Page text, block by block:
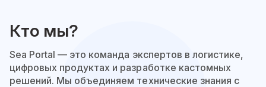
Кто мы?
Sea Portal –– это команда экспертов в логистике,
цифровых продуктах и разработке кастомных
решений. Мы объединяем технические знания с